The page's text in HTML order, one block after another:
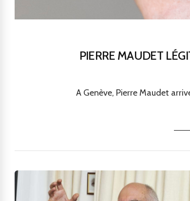
PIERRE MAUDET
A Genève, Pierre Maudet